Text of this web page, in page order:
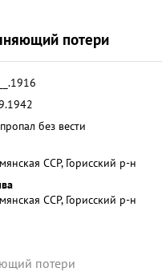
потери
пропал без вести
ССР, Горисский р-н
ССР, Горисский р-н
потери